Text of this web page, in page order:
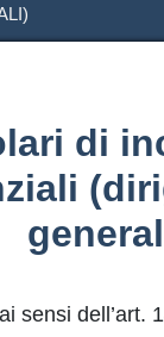
di
sensi dell’art.